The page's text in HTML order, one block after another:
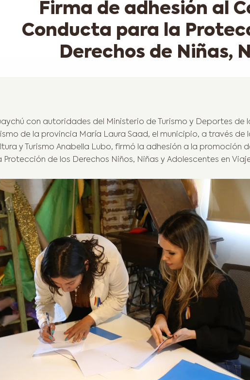
Firma de adhesión al
Conducta para la
Derechos de Niñas,
con autoridades del Ministerio de Turismo y Deportes de
de la provincia María Laura Saad, el municipio, a través de
y Turismo Anabella Lubo, firmó la adhesión a la promoción
de los Derechos Niños, Niñas y Adolescentes en